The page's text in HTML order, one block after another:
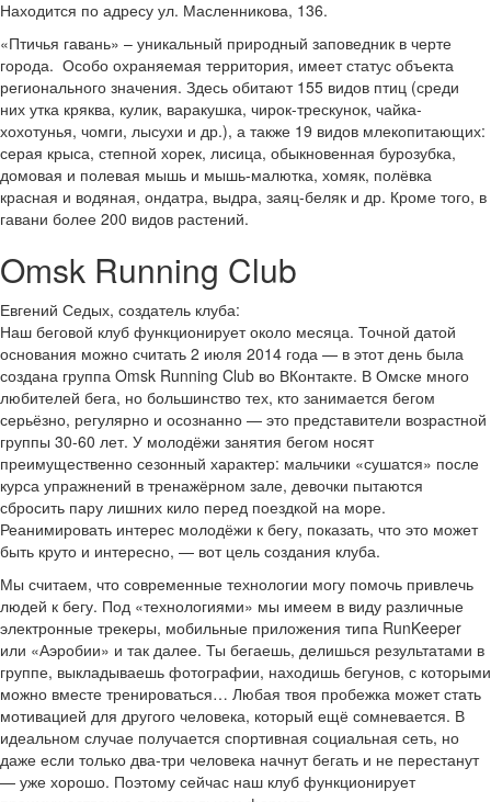
Находится по адресу ул. Масленникова, 136.
«Птичья гавань» – уникальный природный заповедник в черте
города. Особо охраняемая территория, имеет статус объекта
регионального значения. Здесь обитают 155 видов птиц (среди
них утка кряква, кулик, варакушка, чирок-трескунок, чайка-
хохотунья, чомги, лысухи и др.), а также 19 видов млекопитающих:
серая крыса, степной хорек, лисица, обыкновенная бурозубка,
домовая и полевая мышь и мышь-малютка, хомяк, полёвка
красная и водяная, ондатра, выдра, заяц-беляк и др. Кроме того, в
гавани более 200 видов растений.
Omsk Running Club
Евгений Седых, создатель клуба:
Наш беговой клуб функционирует около месяца. Точной датой
основания можно считать 2 июля 2014 года — в этот день была
создана группа Omsk Running Club во ВКонтакте. В Омске много
любителей бега, но большинство тех, кто занимается бегом
серьёзно, регулярно и осознанно — это представители возрастной
группы 30-60 лет. У молодёжи занятия бегом носят
преимущественно сезонный характер: мальчики «сушатся» после
курса упражнений в тренажёрном зале, девочки пытаются
сбросить пару лишних кило перед поездкой на море.
Реанимировать интерес молодёжи к бегу, показать, что это может
быть круто и интересно, — вот цель создания клуба.
Мы считаем, что современные технологии могу помочь привлечь
людей к бегу. Под «технологиями» мы имеем в виду различные
электронные трекеры, мобильные приложения типа RunKeeper
или «Аэробии» и так далее. Ты бегаешь, делишься результатами в
группе, выкладываешь фотографии, находишь бегунов, с которыми
можно вместе тренироваться… Любая твоя пробежка может стать
мотивацией для другого человека, который ещё сомневается. В
идеальном случае получается спортивная социальная сеть, но
даже если только два-три человека начнут бегать и не перестанут
— уже хорошо. Поэтому сейчас наш клуб функционирует